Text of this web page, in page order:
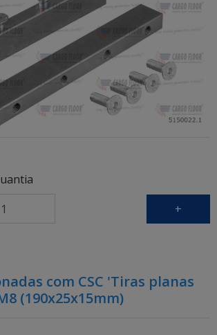
+
com CSC 'Tiras planas
(190x25x15mm)